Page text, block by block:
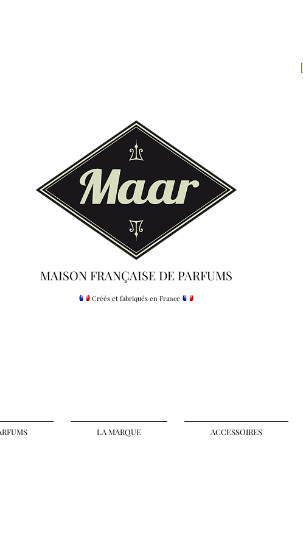
MAISON FRANÇAISE DE PARFUMS
Maar Parfum d'intérieur
Créés et fabriqués en France
LA MARQUE ACCESSOIRES